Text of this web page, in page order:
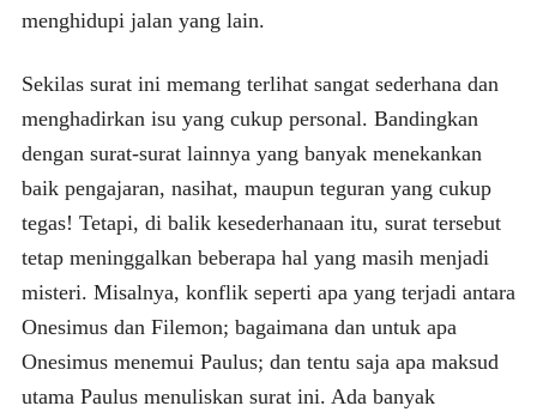
menghidupi jalan yang lain.
Sekilas surat ini memang terlihat sangat sederhana dan
menghadirkan isu yang cukup personal. Bandingkan
dengan surat-surat lainnya yang banyak menekankan
baik pengajaran, nasihat, maupun teguran yang cukup
tegas! Tetapi, di balik kesederhanaan itu, surat tersebut
tetap meninggalkan beberapa hal yang masih menjadi
misteri. Misalnya, konflik seperti apa yang terjadi antara
Onesimus dan Filemon; bagaimana dan untuk apa
Onesimus menemui Paulus; dan tentu saja apa maksud
utama Paulus menuliskan surat ini. Ada banyak